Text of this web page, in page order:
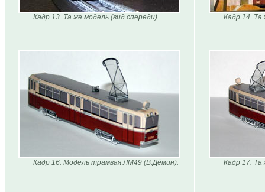
Кадр 13. Та же модель (вид спереди). Кадр 14. Та
Кадр 16. Модель трамвая ЛМ49 (В.Дёмин). Кадр 17. Та